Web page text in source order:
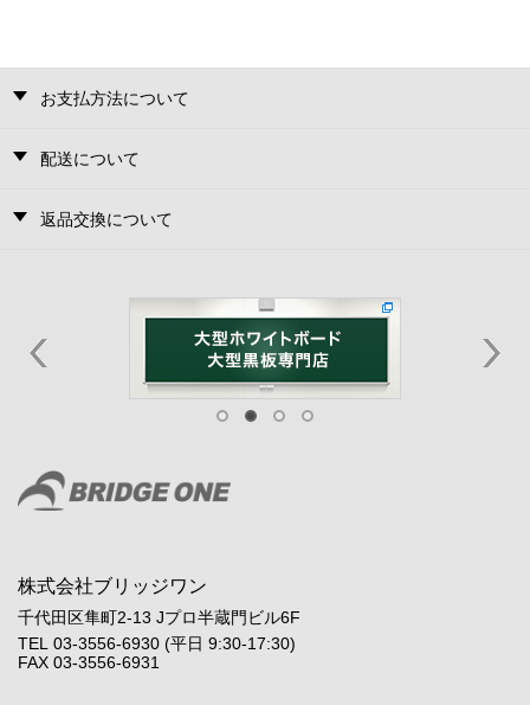
お支払方法について
配送について
返品交換について
株式会社ブリッジワン
千代田区隼町2-13 Jプロ半蔵門ビル6F
TEL 03-3556-6930 (平日 9:30-17:30)
FAX 03-3556-6931